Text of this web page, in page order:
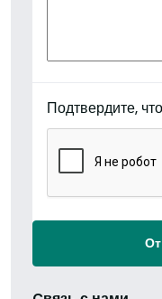
Подтвердите,